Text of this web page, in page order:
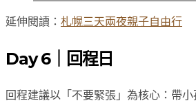
延伸閱讀： 札幌三天兩夜親子自由行
Day 6｜回程日
回程建議以「不要緊張」為核心：帶小